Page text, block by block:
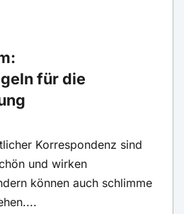
für die
Korrespondenz sind
und wirken
können auch schlimme